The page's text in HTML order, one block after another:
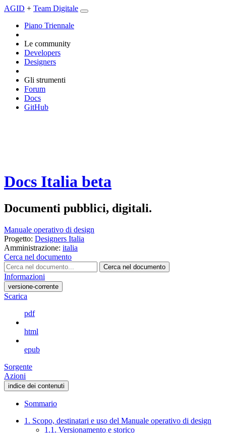
AGID + Team Digitale
Piano Triennale
Le community
Developers
Designers
Gli strumenti
Forum
Docs
GitHub
Docs Italia beta
Documenti pubblici, digitali.
Manuale operativo di design
Progetto: Designers Italia
Amministrazione: italia
Cerca nel documento
Cerca nel documento
Informazioni
versione-corrente
Scarica
pdf
html
epub
Sorgente
Azioni
indice dei contenuti
Sommario
1. Scopo, destinatari e uso del Manuale operativo di design
1.1. Versionamento e storico